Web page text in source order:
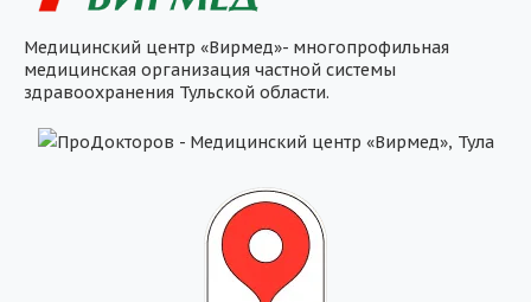
Медицинский центр «Вирмед»- многопрофильная
медицинская организация частной системы
здравоохранения Тульской области.